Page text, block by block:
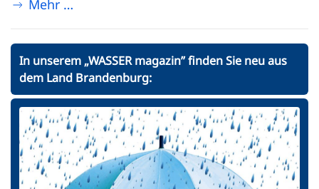
Mehr …
In unserem „WASSER magazin” finden Sie neu aus
dem Land Brandenburg: